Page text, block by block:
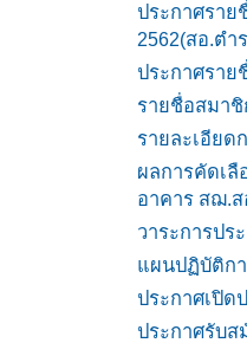
ประกาศรา
2562(สอ.ตำ
ประกาศราย
รายชื่อสมาชิ
รายละเอียด
ผลการคัดเ
อาคาร สฌ.ส
วาระการป
แผนปฏิบัติกา
ประกาศเปิด
ประกาศรับ